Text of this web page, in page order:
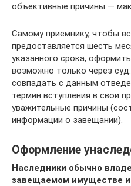
объективные причины —
Самому приемнику, чтобы
предоставляется шесть
указанного срока,
возможно только через
совпадать с данным
термин вступления в свои
уважительные причины
информации о завещании).
Оформление
Наследники обычно
завещаемом имуществе